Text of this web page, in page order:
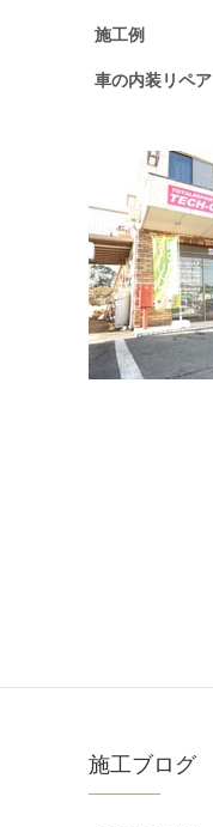
施工例
車の内装リペア
施工ブログ